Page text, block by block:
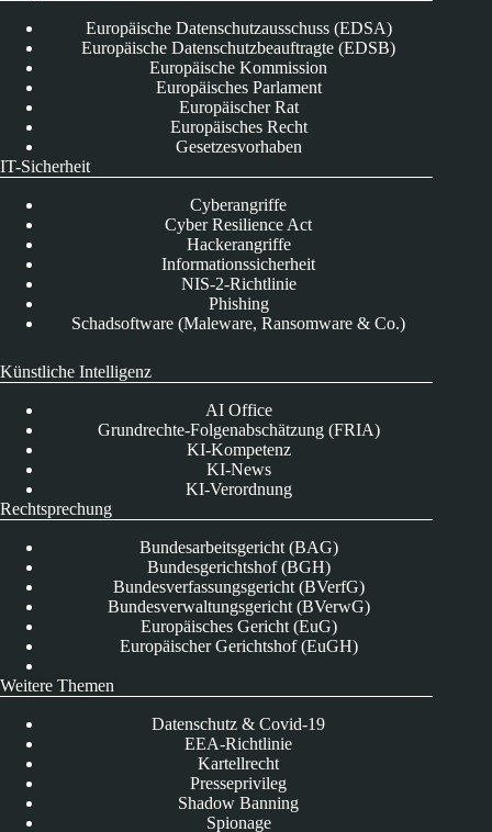
Europäische Datenschutzausschuss (EDSA)
Europäische Datenschutzbeauftragte (EDSB)
Europäische Kommission
Europäisches Parlament
Europäischer Rat
Europäisches Recht
Gesetzesvorhaben
IT-Sicherheit
Cyberangriffe
Cyber Resilience Act
Hackerangriffe
Informationssicherheit
NIS-2-Richtlinie
Phishing
Schadsoftware (Maleware, Ransomware & Co.)
Künstliche Intelligenz
AI Office
Grundrechte-Folgenabschätzung (FRIA)
KI-Kompetenz
KI-News
KI-Verordnung
Rechtsprechung
Bundesarbeitsgericht (BAG)
Bundesgerichtshof (BGH)
Bundesverfassungsgericht (BVerfG)
Bundesverwaltungsgericht (BVerwG)
Europäisches Gericht (EuG)
Europäischer Gerichtshof (EuGH)
Weitere Themen
Datenschutz & Covid-19
EEA-Richtlinie
Kartellrecht
Presseprivileg
Shadow Banning
Spionage